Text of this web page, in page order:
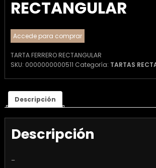
RECTANGULAR
Accede para comprar
TARTA FERRERO RECTANGULAR
SKU: 0000000000511 Categoría: TARTAS
Descripción
Descripción
–